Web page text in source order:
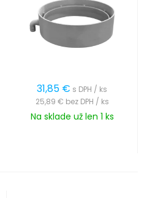
31,85 € s DPH / ks
25,89 € bez DPH / ks
Na sklade už len 1 ks